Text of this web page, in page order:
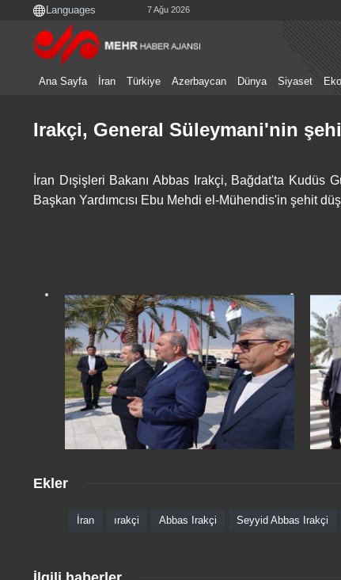
7 Ağu 2026
Ana Sayfa İran Türkiye Azerbaycan Dünya Siyaset
Irakçi, General Süleymani'nin
İran Dışişleri Bakanı Abbas Irakçi, Bağdat'ta Kudüs
Başkan Yardımcısı Ebu Mehdi el-Mühendis'in şehit
Ekler
İran ırakçi Abbas Irakçi Seyyid Abbas Irakçi